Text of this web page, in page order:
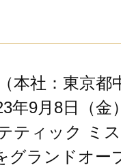
本社：東京都
年9月8日（金
ティック ミ
グランドオー